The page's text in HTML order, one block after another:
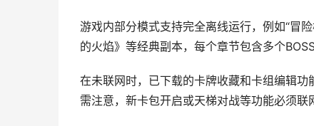
游戏内部分模式支持完全离线运行，例如“冒
的火焰》等经典副本，每个章节包含多个
在未联网时，已下载的卡牌收藏和卡组编辑
需注意，新卡包开启或天梯对战等功能必须联